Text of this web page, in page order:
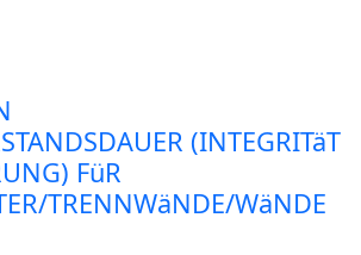
(INTEGRITäT
FüR
TRENNWäNDE/WäNDE